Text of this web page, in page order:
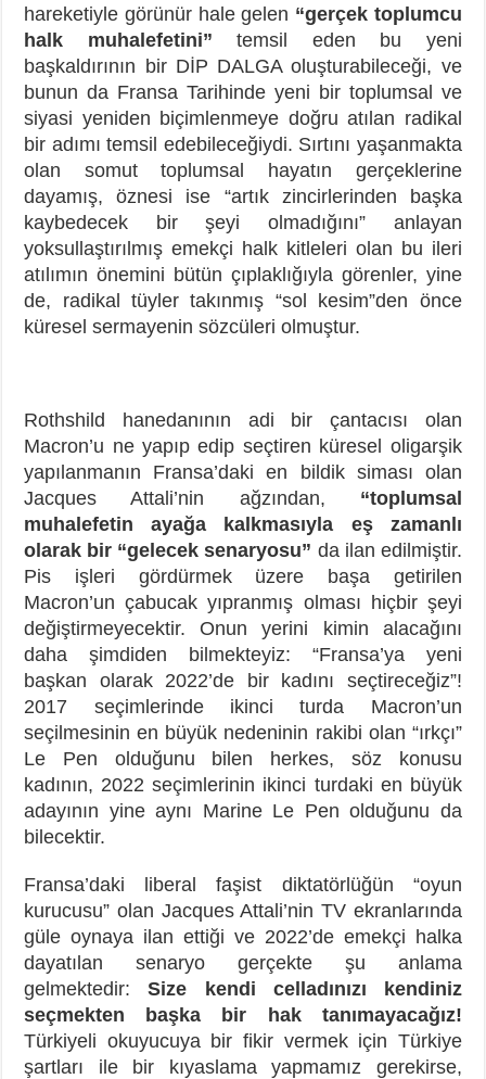
hareketiyle görünür hale gelen “gerçek toplumcu
halk muhalefetini” temsil eden bu yeni
başkaldırının bir DİP DALGA oluşturabileceği, ve
bunun da Fransa Tarihinde yeni bir toplumsal ve
siyasi yeniden biçimlenmeye doğru atılan radikal
bir adımı temsil edebileceğiydi. Sırtını yaşanmakta
olan somut toplumsal hayatın gerçeklerine
dayamış, öznesi ise “artık zincirlerinden başka
kaybedecek bir şeyi olmadığını” anlayan
yoksullaştırılmış emekçi halk kitleleri olan bu ileri
atılımın önemini bütün çıplaklığıyla görenler, yine
de, radikal tüyler takınmış “sol kesim”den önce
küresel sermayenin sözcüleri olmuştur.
Rothshild hanedanının adi bir çantacısı olan
Macron’u ne yapıp edip seçtiren küresel oligarşik
yapılanmanın Fransa’daki en bildik siması olan
Jacques Attali’nin ağzından, “toplumsal
muhalefetin ayağa kalkmasıyla eş zamanlı
olarak bir “gelecek senaryosu” da ilan edilmiştir.
Pis işleri gördürmek üzere başa getirilen
Macron’un çabucak yıpranmış olması hiçbir şeyi
değiştirmeyecektir. Onun yerini kimin alacağını
daha şimdiden bilmekteyiz: “Fransa’ya yeni
başkan olarak 2022’de bir kadını seçtireceğiz”!
2017 seçimlerinde ikinci turda Macron’un
seçilmesinin en büyük nedeninin rakibi olan “ırkçı”
Le Pen olduğunu bilen herkes, söz konusu
kadının, 2022 seçimlerinin ikinci turdaki en büyük
adayının yine aynı Marine Le Pen olduğunu da
bilecektir.
Fransa’daki liberal faşist diktatörlüğün “oyun
kurucusu” olan Jacques Attali’nin TV ekranlarında
güle oynaya ilan ettiği ve 2022’de emekçi halka
dayatılan senaryo gerçekte şu anlama
gelmektedir:Size kendi celladınızı kendiniz
seçmekten başka bir hak tanımayacağız!
Türkiyeli okuyucuya bir fikir vermek için Türkiye
şartları ile bir kıyaslama yapmamız gerekirse,